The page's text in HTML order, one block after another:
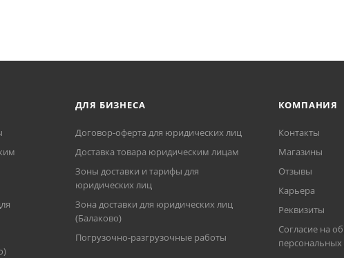
ДЛЯ БИЗНЕСА
Договор-оферта для юридических лиц
Доставка товара юридическим лицам
Зоны доставки и тарифы для
юридических лиц
Зона доставки для юридических лиц
(Балаково)
Погрузочно-разгрузочные работы
КОМПАНИЯ
Контакты
Магазины
Отзывы
Карьера
Реквизиты
Согласие на